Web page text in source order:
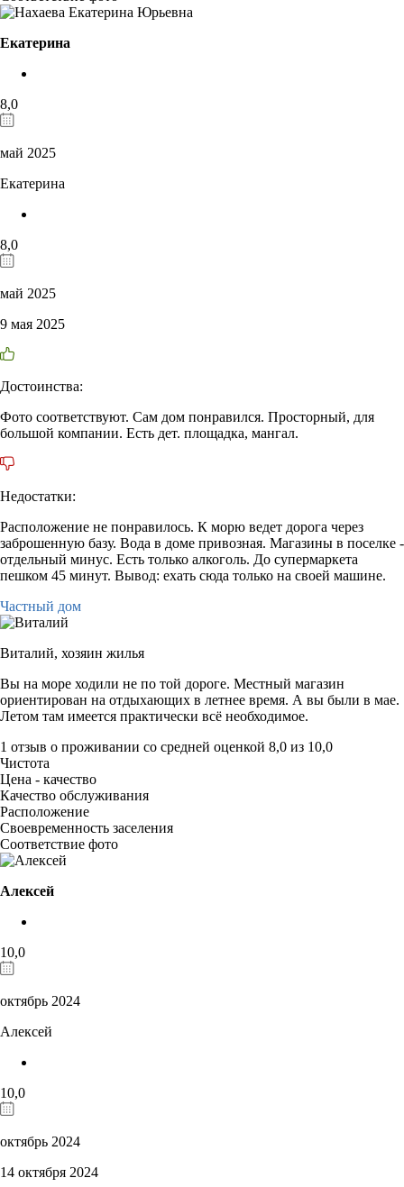
Екатерина
8,0
май 2025
Екатерина
8,0
май 2025
9 мая 2025
Достоинства:
Фото соответствуют. Сам дом понравился. Просторный, для
большой компании. Есть дет. площадка, мангал.
Недостатки:
Расположение не понравилось. К морю ведет дорога через
заброшенную базу. Вода в доме привозная. Магазины в поселке -
отдельный минус. Есть только алкоголь. До супермаркета
пешком 45 минут. Вывод: ехать сюда только на своей машине.
Частный дом
Виталий, хозяин жилья
Вы на море ходили не по той дороге. Местный магазин
ориентирован на отдыхающих в летнее время. А вы были в мае.
Летом там имеется практически всё необходимое.
1 отзыв о проживании со средней оценкой 8,0 из 10,0
Чистота
Цена - качество
Качество обслуживания
Расположение
Своевременность заселения
Соответствие фото
Алексей
10,0
октябрь 2024
Алексей
10,0
октябрь 2024
14 октября 2024